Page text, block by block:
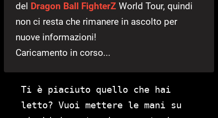
del Dragon Ball FighterZ World Tour, quindi
non ci resta che rimanere in ascolto per
nuove informazioni!
Caricamento in corso...
Ti è piaciuto quello che hai
letto? Vuoi mettere le mani su